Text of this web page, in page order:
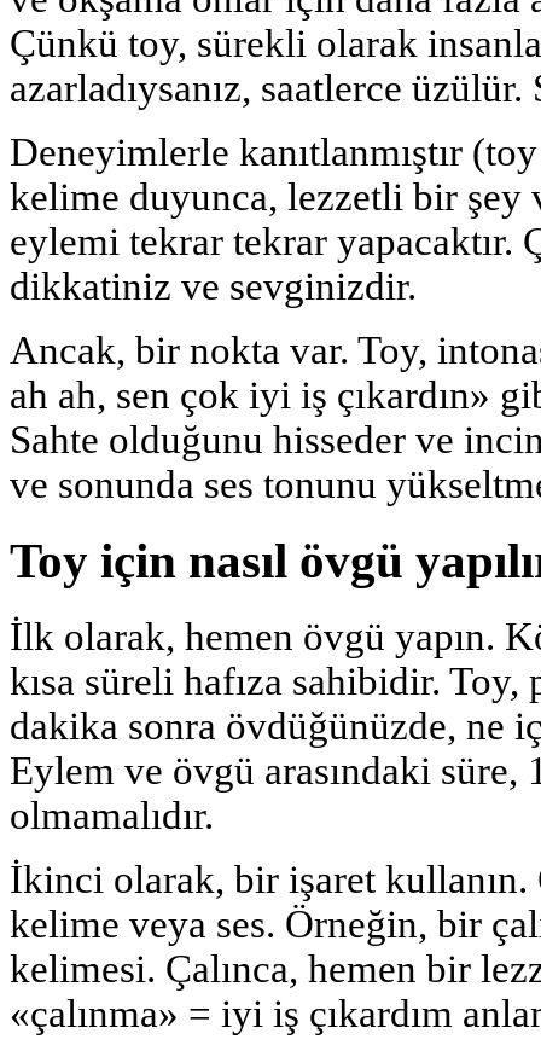
Çünkü toy, sürekli olarak
azarladıysanız, saatlerce
Deneyimlerle kanıtlanmıştır
kelime duyunca, lezzetli bir şey
eylemi tekrar tekrar
dikkatiniz ve sevginizdir.
Ancak, bir nokta var. Toy,
ah ah, sen çok iyi iş çıkardın»
Sahte olduğunu hisseder ve
ve sonunda ses tonunu
Toy için nasıl övgü
İlk olarak, hemen övgü yapın.
kısa süreli hafıza sahibidir.
dakika sonra övdüğünüzde, ne
Eylem ve övgü arasındaki süre,
olmamalıdır.
İkinci olarak, bir işaret kullanın.
kelime veya ses. Örneğin, bir
kelimesi. Çalınca, hemen bir
«çalınma» = iyi iş çıkardım